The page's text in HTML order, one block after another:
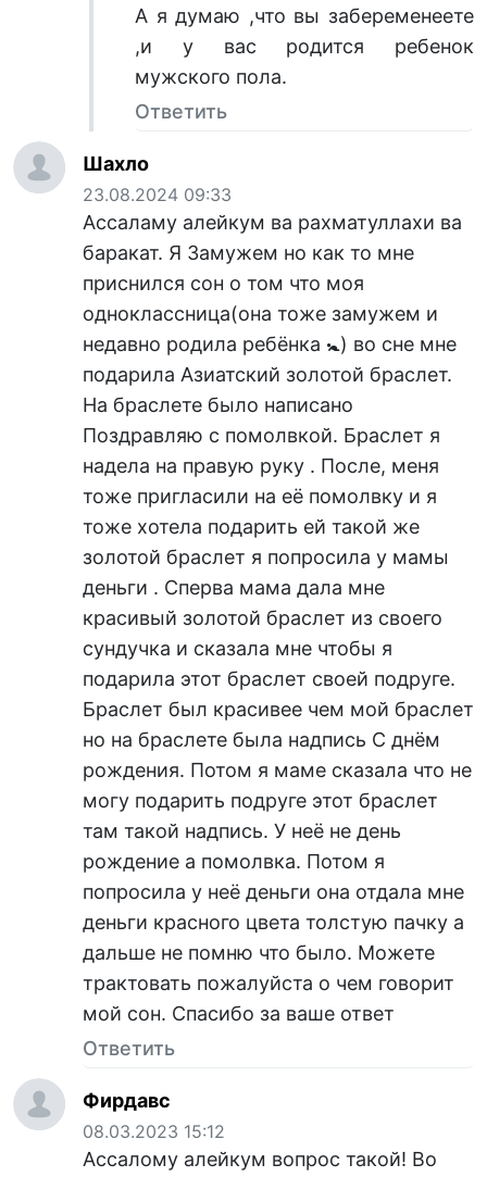
А я думаю ,что вы забеременеете
,и у вас родится ребенок
мужского пола.
Ответить
Шахло
23.08.2024 09:33
Ассаламу алейкум ва рахматуллахи ва
баракат. Я Замужем но как то мне
приснился сон о том что моя
одноклассница(она тоже замужем и
недавно родила ребёнка 🚼) во сне мне
подарила Азиатский золотой браслет.
На браслете было написано
Поздравляю с помолвкой. Браслет я
надела на правую руку . После, меня
тоже пригласили на её помолвку и я
тоже хотела подарить ей такой же
золотой браслет я попросила у мамы
деньги . Сперва мама дала мне
красивый золотой браслет из своего
сундучка и сказала мне чтобы я
подарила этот браслет своей подруге.
Браслет был красивее чем мой браслет
но на браслете была надпись С днём
рождения. Потом я маме сказала что не
могу подарить подруге этот браслет
там такой надпись. У неё не день
рождение а помолвка. Потом я
попросила у неё деньги она отдала мне
деньги красного цвета толстую пачку а
дальше не помню что было. Можете
трактовать пожалуйста о чем говорит
мой сон. Спасибо за ваше ответ
Ответить
Фирдавс
08.03.2023 15:12
Ассалому алейкум вопрос такой! Во